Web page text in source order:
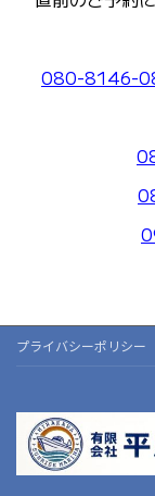
080-8146-
プライバシーポリシー